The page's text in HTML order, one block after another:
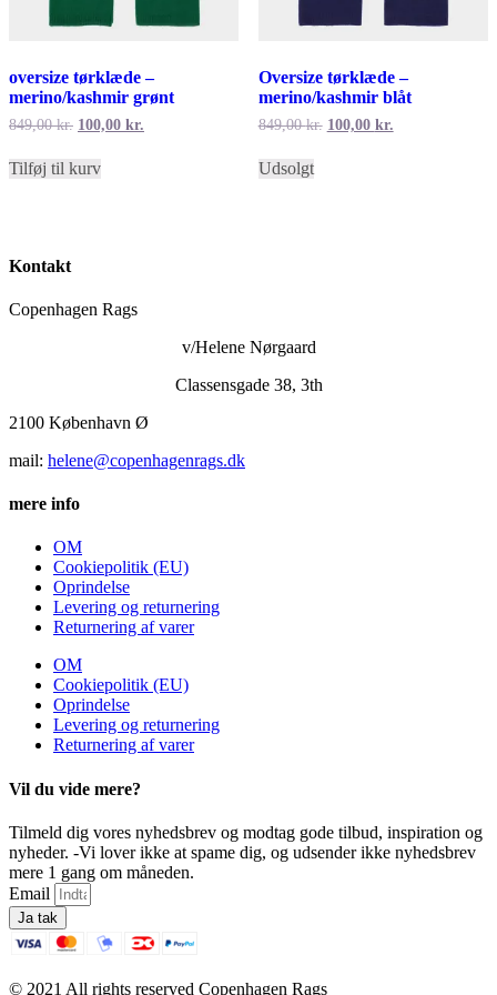
oversize tørklæde –
merino/kashmir grønt
849,00kr. Den
var:
100,00 kr.
Tilføj til kurv
Oversize tørklæde –
merino/kashmir blåt
849,00kr. Den
100,00 kr.
Udsolgt
Kontakt
Copenhagen Rags
v/Helene Nørgaard
Classensgade 38, 3th
2100 København Ø
mail: helene@copenhagenrags.dk
mere info
OM
Cookiepolitik (EU)
Oprindelse
Levering og returnering
Returnering af varer
OM
Cookiepolitik (EU)
Oprindelse
Levering og returnering
Returnering af varer
Vil du vide mere?
Tilmeld dig vores nyhedsbrev og modtag gode tilbud, inspiration og
nyheder. -Vi lover ikke at spame dig, og udsender ikke nyhedsbrev
mere 1 gang om måneden.
Email
Ja tak
© 2021 All rights reserved Copenhagen Rags